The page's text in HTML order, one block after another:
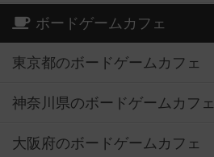
ボードゲームカフェ
東京都のボードゲームカフェ
神奈川県のボードゲームカフェ
大阪府のボードゲームカフェ